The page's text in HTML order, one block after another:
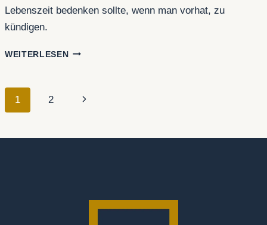
Lebenszeit bedenken sollte, wenn man vorhat, zu
kündigen.
WEITERLESENKÜNDIGUNG
Seitennavigation
1 2
Nächste